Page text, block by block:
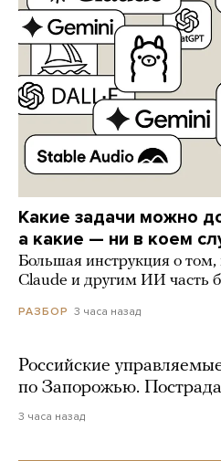
Какие задачи можно
а какие — ни в коем
Большая инструкция о том,
Claude и другим ИИ часть
РАЗБОР 3 часа назад
Российские
по Запорожью.
3 часа назад